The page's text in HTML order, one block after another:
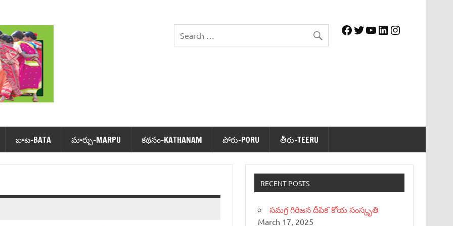
Facebook
Twitter
YouTube
LinkedIn
Instagram
బాట‌-BATA మార్పు-MARPU క‌థ‌నం-KATHANAM పోరు-PORU తీరు-TEERU
RECENT POSTS
సమగ్ర గిరిజన దీపిక`కోయ సంస్కృతి
March 17, 2025